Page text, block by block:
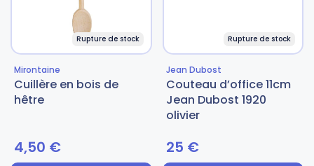
Rupture de stock
Mirontaine
Cuillère en bois de
hêtre
4,50 €
Rupture de stock
Jean Dubost
Couteau d’office 11cm
Jean Dubost 1920
olivier
25 €